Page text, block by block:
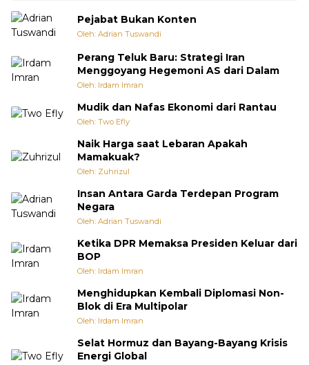
Pejabat Bukan Konten
Oleh: Adrian Tuswandi
Perang Teluk Baru: Strategi Iran
Menggoyang Hegemoni AS dari Dalam
Oleh: Irdam Imran
Mudik dan Nafas Ekonomi dari Rantau
Oleh: Two Efly
Naik Harga saat Lebaran Apakah
Mamakuak?
Oleh: Zuhrizul
Insan Antara Garda Terdepan Program
Negara
Oleh: Adrian Tuswandi
Ketika DPR Memaksa Presiden Keluar dari
BOP
Oleh: Irdam Imran
Menghidupkan Kembali Diplomasi Non-
Blok di Era Multipolar
Oleh: Irdam Imran
Selat Hormuz dan Bayang-Bayang Krisis
Energi Global